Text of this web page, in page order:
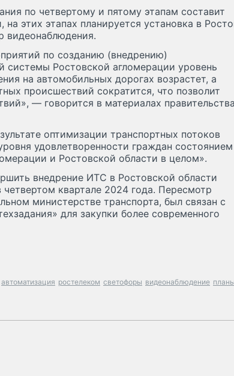
по четвертому и пятому этапам составит
этих этапах планируется установка в
видеонаблюдения.
по созданию (внедрению)
системы Ростовской агломерации уровень
на автомобильных дорогах возрастет, а
происшествий сократится, что позволит
— говорится в материалах правительства
оптимизации транспортных потоков
удовлетворенности граждан состоянием
и Ростовской области в целом».
внедрение ИТС в Ростовской области
квартале 2024 года. Пересмотр
министерстве транспорта, был связан с
для закупки более современного
автоматизация ростелеком светофоры видеонаблюдение